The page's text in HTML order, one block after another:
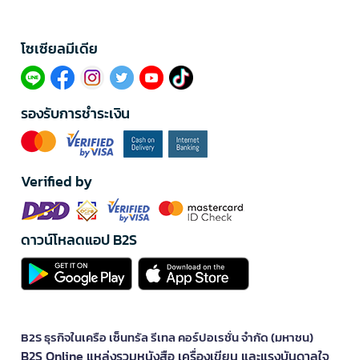
โซเซียลมีเดีย​
รองรับการชำระเงิน
Verified by
ดาวน์โหลดแอป B2S
B2S ธุรกิจในเครือ เซ็นทรัล รีเทล คอร์ปอเรชั่น จำกัด (มหาชน)
B2S Online แหล่งรวมหนังสือ เครื่องเขียน และแรงบันดาลใจ